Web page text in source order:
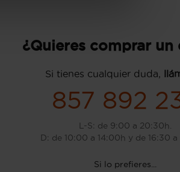
¿Quieres comprar un
Si tienes cualquier duda,
857 892
L-S: de 9:00 a 20:30h.
D: de 10:00 a 14:00h y de 16:30
Si lo prefieres...